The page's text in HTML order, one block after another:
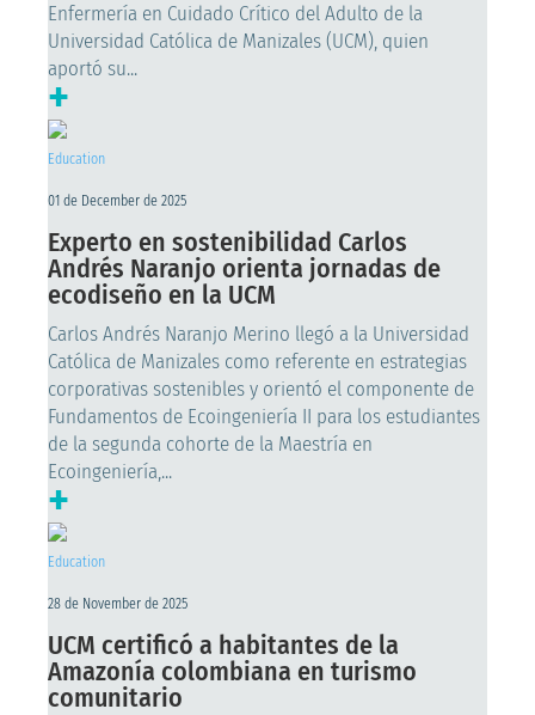
Enfermería en Cuidado Crítico del Adulto de la
Universidad Católica de Manizales (UCM), quien
aportó su...
+
Education
01 de December de 2025
Experto en sostenibilidad Carlos
Andrés Naranjo orienta jornadas de
ecodiseño en la UCM
Carlos Andrés Naranjo Merino llegó a la Universidad
Católica de Manizales como referente en estrategias
corporativas sostenibles y orientó el componente de
Fundamentos de Ecoingeniería II para los estudiantes
de la segunda cohorte de la Maestría en
Ecoingeniería,...
+
Education
28 de November de 2025
UCM certificó a habitantes de la
Amazonía colombiana en turismo
comunitario